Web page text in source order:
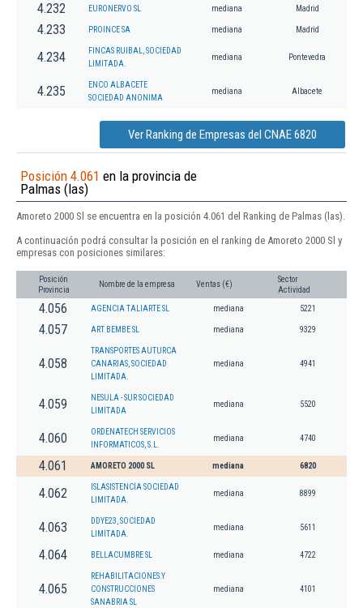
4.232 EURONERVO SL mediana Madrid
4.233 PROINCE SA mediana Madrid
4.234
FINCAS RUIBAL, SOCIEDAD
LIMITADA.
mediana Pontevedra
4.235
ENCO ALBACETE
SOCIEDAD ANONIMA
mediana Albacete
Ver Ranking de Empresas del CNAE 6820
Posición 4.061 en la provincia de
Palmas (las)
Amoreto 2000 Sl se encuentra en la posición 4.061 del Ranking de Palmas (las).
A continuación podrá consultar la posición en el ranking de Amoreto 2000 Sl y
empresas con posiciones similares:
Posición
Provincia
Nombre de la empresa Ventas (€)
Sector
Actividad
4.056 AGENCIA TALIARTE SL mediana 5221
4.057 ART BEMBE SL mediana 9329
4.058
TRANSPORTES AUTURCA
CANARIAS, SOCIEDAD
LIMITADA.
mediana 4941
4.059
NESULA - SUR SOCIEDAD
LIMITADA
mediana 5520
4.060
ORDENATECH SERVICIOS
INFORMATICOS, S.L.
mediana 4740
4.061 AMORETO 2000 SL mediana 6820
4.062
ISLASISTENCIA SOCIEDAD
LIMITADA.
mediana 8899
4.063
DDYE23, SOCIEDAD
LIMITADA.
mediana 5611
4.064 BELLACUMBRE SL mediana 4722
4.065
REHABILITACIONES Y
CONSTRUCCIONES
SANABRIA SL
mediana 4101